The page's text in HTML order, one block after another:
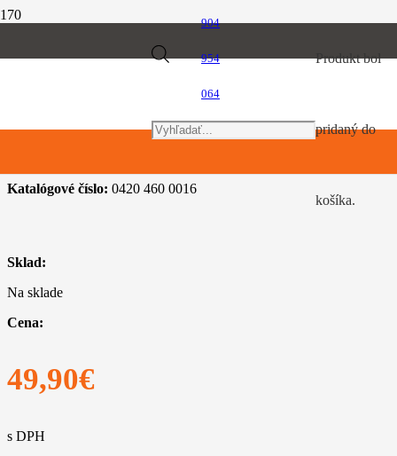
904
954
064
Products
search
Produktbol
pridaný do
košíka.
Produkt Variant
BGA
Katalógové číslo: 0420 460 0016
Sklad:
Na sklade
Cena:
49,90€
s DPH